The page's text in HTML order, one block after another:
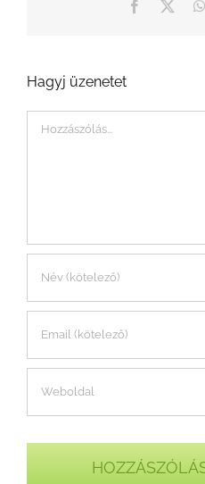
Facebook
Hagyj üzenetet